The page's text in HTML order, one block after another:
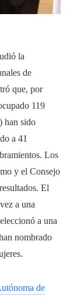
la
de
que, por
119
han sido
a 41
Los
y el Consejo
El
a una
a una
nombrado
de